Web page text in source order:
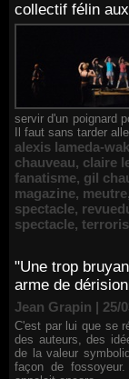
collectif félin
servir d'un poignard
Il faut sans tarder
alexis lameda-
chauveau, claire
fanatisme, gil
magazine, meutre,
spectacle,
spectacle,
"Une trop
arme de
Jean Grapin | 25/
C'est par lui que se
des auteurs, des
de la valeur
façon de